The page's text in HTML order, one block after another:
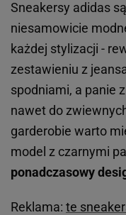
Sneakersy adidas
niesamowicie
każdej stylizacji -
zestawieniu z
spodniami, a panie
nawet do
garderobie warto
model z czarnymi
ponadczasowy
Reklama: te